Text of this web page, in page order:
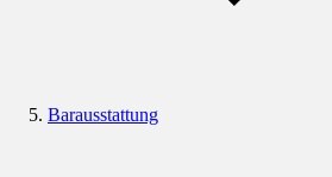
Barausstattung